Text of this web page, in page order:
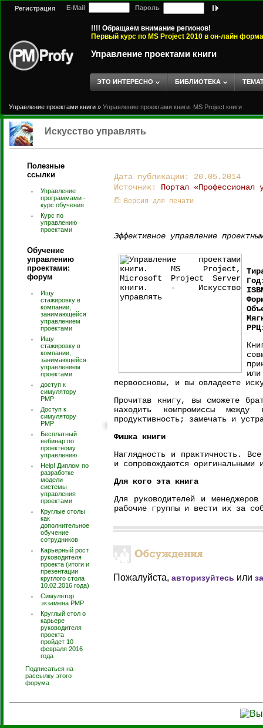
Регистрация E-Mail Пароль
!!!! Обращаем внимание регионов!
Первый курс по MS Project 2010 в он-лайн
Управление проектами книги
ЭТО ИНТЕРЕСНО БИБЛИОТЕКА
Управление проектами книги » Управление проектами книги. MS Project книги
Искусство управлять
Полезные
ссылки
Управление
программами -
курс обучения
Курс по
управлению
проектами
Обучение
управлению
проектами:
форум
Ищу
стажировку в
компании,
занимающейся
управлением
проектами
Ищу
стажировку в
компании,
занимающейся
управлением
проектами
доступ к
симулятору
PMP
Доступ к
симулятору
РМР
Бесплатный
вебинар по
проектному
управлению
Help! Диплом по
разработке
модели
системы
управления
проектами
Круглые столы
как
дополнительное
обучение
сотрудников
Карьерный рост
руководителя
проекта (итоги и
презентации
круглого стола
10.02.2016 года)
Симулятор
экзамена PMP
Круглый стол о
карьере
руководителя
проекта
пройдет 10
февраля 2016
года
Подписаться на
рассылку этого
форума
Дата публикации: 20.05.2014
Источник: Портал «Профессионал
Версия для печати
Эффективное управление
первоосновы, и вы овладеете
Прочитав книгу, вы сможете
находить компромиссы
продуктивность; замечать и
Фишка книги
Наглядность и практичность.
и сопровождаются
Для кого эта книга
Для руководителей и
рабочие группы и вести их за
Пожалуйста, авторизуйтесь или